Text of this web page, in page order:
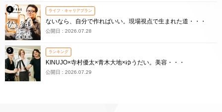
4 ライフ・キャリアプラン
ないなら、自分で作ればいい。現場視点で生まれた道・・・
公開日 : 2026.07.28
5 ランキング
KINUJO×寺村優太×青木大地×ゆうだい。美容・・・
公開日 : 2026.07.29